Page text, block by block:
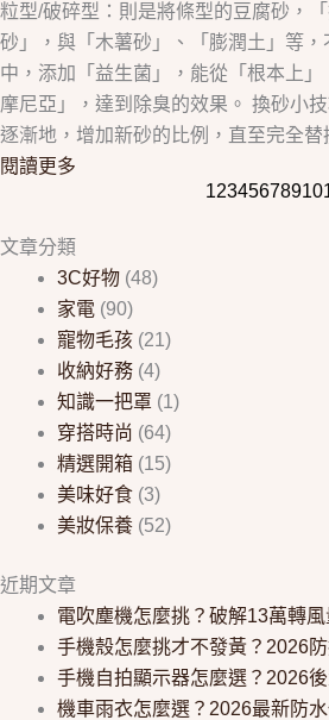
粒型/破碎型：則是將條型的豆腐砂，
砂」，與「木薯砂」、「膨潤土」等
中，添加「益生菌」，能從「根本上
摩尼亞」，達到除臭的效果。 換砂小
逐漸地，增加新砂的比例，直至完全
閱讀更多
12345678910
文章分類
3C好物 (48)
家電 (90)
寵物毛孩 (21)
收納好務 (4)
知識一把罩 (1)
穿搭時尚 (64)
精選開箱 (15)
美味好食 (3)
美妝保養 (52)
近期文章
電吹塵機怎麼挑？破解13萬轉
手機殼怎麼挑才不發黃？2026
手機自拍顯示器怎麼選？2026
機車雨衣怎麼選？2026最新防